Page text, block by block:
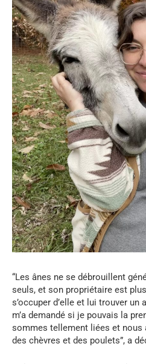
“Les ânes ne se débrouillent
seuls, et son propriétaire est
s’occuper d’elle et lui trouver
m’a demandé si je pouvais la
sommes tellement liées et nous
des chèvres et des poulets”, a